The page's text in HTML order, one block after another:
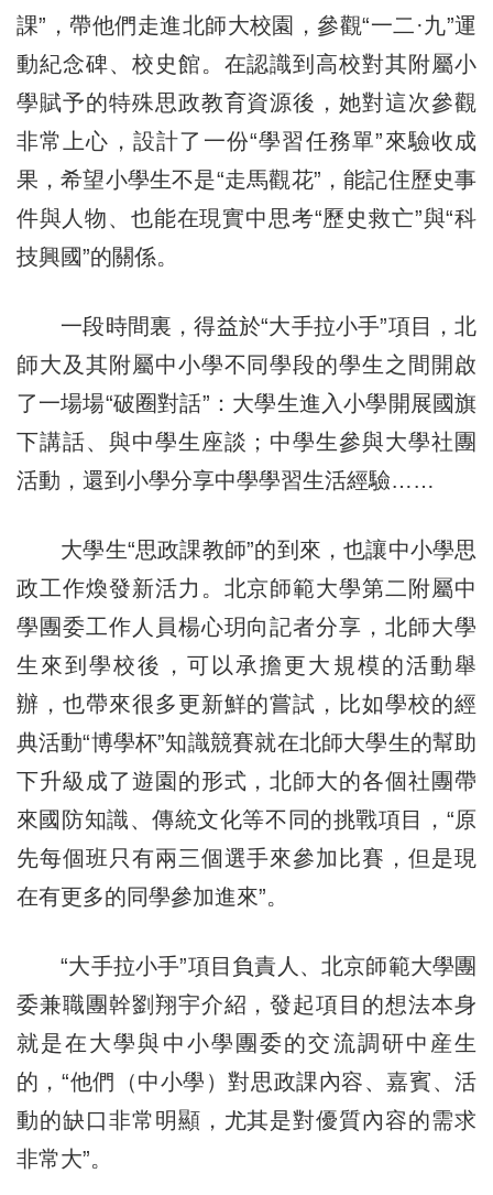
課”，帶他們走進北師大校園，參觀“一二·九”運
動紀念碑、校史館。在認識到高校對其附屬小
學賦予的特殊思政教育資源後，她對這次參觀
非常上心，設計了一份“學習任務單”來驗收成
果，希望小學生不是“走馬觀花”，能記住歷史事
件與人物、也能在現實中思考“歷史救亡”與“科
技興國”的關係。
一段時間裏，得益於“大手拉小手”項目，北
師大及其附屬中小學不同學段的學生之間開啟
了一場場“破圈對話”：大學生進入小學開展國旗
下講話、與中學生座談；中學生參與大學社團
活動，還到小學分享中學學習生活經驗……
大學生“思政課教師”的到來，也讓中小學思
政工作煥發新活力。北京師範大學第二附屬中
學團委工作人員楊心玥向記者分享，北師大學
生來到學校後，可以承擔更大規模的活動舉
辦，也帶來很多更新鮮的嘗試，比如學校的經
典活動“博學杯”知識競賽就在北師大學生的幫助
下升級成了遊園的形式，北師大的各個社團帶
來國防知識、傳統文化等不同的挑戰項目，“原
先每個班只有兩三個選手來參加比賽，但是現
在有更多的同學參加進來”。
“大手拉小手”項目負責人、北京師範大學團
委兼職團幹劉翔宇介紹，發起項目的想法本身
就是在大學與中小學團委的交流調研中産生
的，“他們（中小學）對思政課內容、嘉賓、活
動的缺口非常明顯，尤其是對優質內容的需求
非常大”。